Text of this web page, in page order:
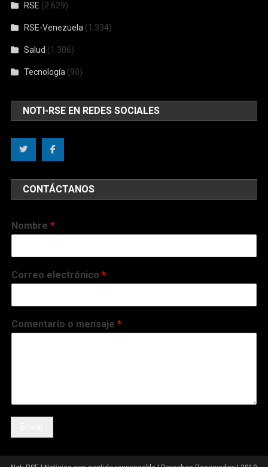
RSE (2.629)
RSE-Venezuela (1.334)
Salud (1.306)
Tecnología (90)
NOTI-RSE EN REDES SOCIALES
CONTÁCTANOS
Nombre*
Correo electrónico*
Comentario o mensaje*